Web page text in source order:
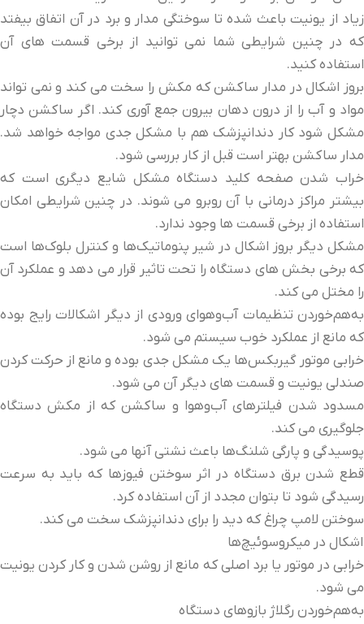
زیاد از یونیت باعث شده تا سوختگی مدار و برد در آن اتفاق بیفتد
که در چنین شرایطی شما نمی توانید از برخی قسمت های آن
استفاده کنید.
بروز اشکال در مدار ساکشن که مکش را سخت می کند و نمی تواند
مواد و آب را از درون دهان بیرون جمع آوری کند. اگر ساکشن دچار
مشکل شود کار دندانپزشک هم با مشکل جدی مواجه خواهد شد.
مدار ساکشن بهتر است قبل از کار بررسی شود.
خراب ‌شدن صفحه‌ کلید دستگاه مشکل شایع دیگری است که
بیشتر مراکز درمانی با آن روبرو می شوند. در چنین شرایطی امکان
استفاده از برخی قسمت ها وجود ندارد.
مشکل دیگر بروز اشکال در شیر پنوماتیک‌ها و کنترل بلوک‌ها است
که برخی بخش های دستگاه را تحت تاثیر قرار می دهد و عملکرد آن
را مختل می کند.
به‌هم‌خوردن تنظیمات آب‌وهوای ورودی از دیگر اشکالات رایج بوده
که مانع از عملکرد خوب سیستم می شود.
خرابی موتور گیربکس‌ها یک مشکل جدی بوده و مانع از حرکت کردن
صندلی یونیت و قسمت های دیگر آن می شود.
مسدود شدن فیلترهای آب‌وهوا و ساکشن که از مکش دستگاه
جلوگیری می کند.
پوسیدگی و پارگی شلنگ‌ها باعث نشتی آنها می شود.
قطع شدن برق دستگاه در اثر سوختن فیوزها که باید به سرعت
رسیدگی شود تا بتوان مجدد از آن استفاده کرد.
سوختن لامپ چراغ که دید را برای دندانپزشک سخت می کند.
اشکال در میکروسوئیچ‌ها
خرابی در موتور یا برد اصلی که مانع از روشن شدن و کار کردن یونیت
می شود.
به‌هم‌خوردن رگلاژ بازوهای دستگاه